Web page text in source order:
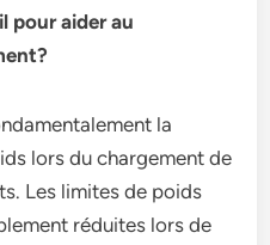
pour aider au
la
lors du chargement de
Les limites de poids
réduites lors de